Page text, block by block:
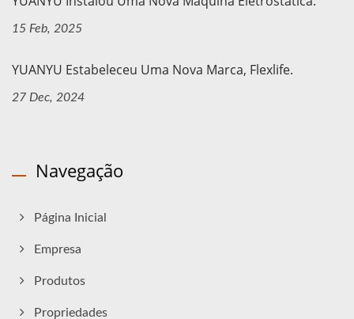
15 Feb, 2025
YUANYU Estabeleceu Uma Nova Marca, Flexlife.
27 Dec, 2024
Navegação
Página Inicial
Empresa
Produtos
Propriedades